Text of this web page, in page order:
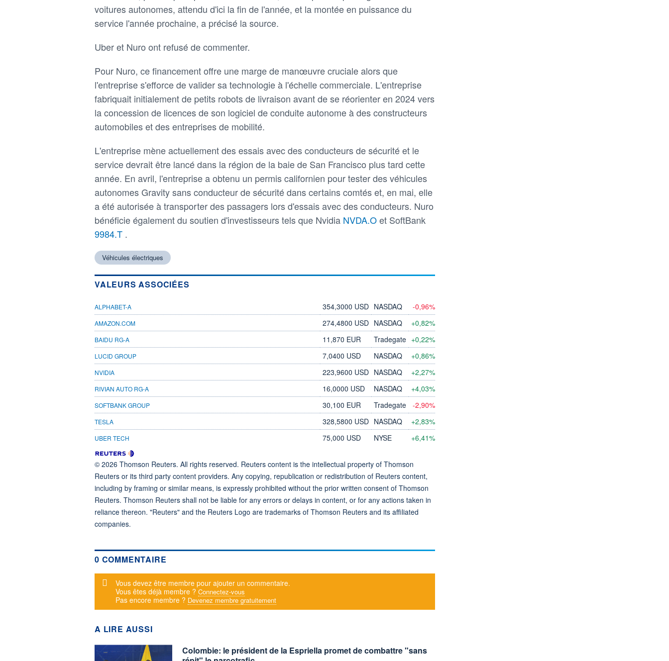
voitures autonomes, attendu d'ici la fin de l'année, et la montée en puissance du
service l'année prochaine, a précisé la source.
Uber et Nuro ont refusé de commenter.
Pour Nuro, ce financement offre une marge de manœuvre cruciale alors que
l'entreprise s'efforce de valider sa technologie à l'échelle commerciale. L'entreprise
fabriquait initialement de petits robots de livraison avant de se réorienter en 2024 vers
la concession de licences de son logiciel de conduite autonome à des constructeurs
automobiles et des entreprises de mobilité.
L'entreprise mène actuellement des essais avec des conducteurs de sécurité et le
service devrait être lancé dans la région de la baie de San Francisco plus tard cette
année. En avril, l'entreprise a obtenu un permis californien pour tester des véhicules
autonomes Gravity sans conducteur de sécurité dans certains comtés et, en mai, elle
a été autorisée à transporter des passagers lors d'essais avec des conducteurs. Nuro
bénéficie également du soutien d'investisseurs tels que Nvidia NVDA.Oet SoftBank
9984.T .
Véhicules électriques
VALEURS ASSOCIÉES
ALPHABET-A 354,3000 USD NASDAQ -0,96%
AMAZON.COM 274,4800 USD NASDAQ +0,82%
BAIDU RG-A 11,870 EUR Tradegate +0,22%
LUCID GROUP 7,0400 USD NASDAQ +0,86%
NVIDIA 223,9600 USD NASDAQ +2,27%
RIVIAN AUTO RG-A 16,0000 USD NASDAQ +4,03%
SOFTBANK GROUP 30,100 EUR Tradegate -2,90%
TESLA 328,5800 USD NASDAQ +2,83%
UBER TECH 75,000 USD NYSE +6,41%
© 2026 Thomson Reuters. All rights reserved. Reuters content is the intellectual property of Thomson
Reuters or its third party content providers. Any copying, republication or redistribution of Reuters content,
including by framing or similar means, is expressly prohibited without the prior written consent of Thomson
Reuters. Thomson Reuters shall not be liable for any errors or delays in content, or for any actions taken in
reliance thereon. "Reuters" and the Reuters Logo are trademarks of Thomson Reuters and its affiliated
companies.
0 COMMENTAIRE
Message d'alerte
Vous devez être membre pour ajouter un commentaire.
Vous êtes déjà membre ? Connectez-vous
Pas encore membre ? Devenez membre gratuitement
A LIRE AUSSI
Colombie: le président de la Espriella promet de combattre "sans